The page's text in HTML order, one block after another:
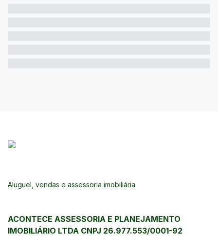
Aluguel, vendas e assessoria imobiliária.
ACONTECE ASSESSORIA E PLANEJAMENTO
IMOBILIÁRIO LTDA CNPJ 26.977.553/0001-92